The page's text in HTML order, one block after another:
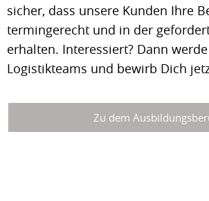
sicher, dass unsere Kunden Ihre
termingerecht und in der
erhalten. Interessiert? Dann
Logistikteams und bewirb Dich
Zu dem